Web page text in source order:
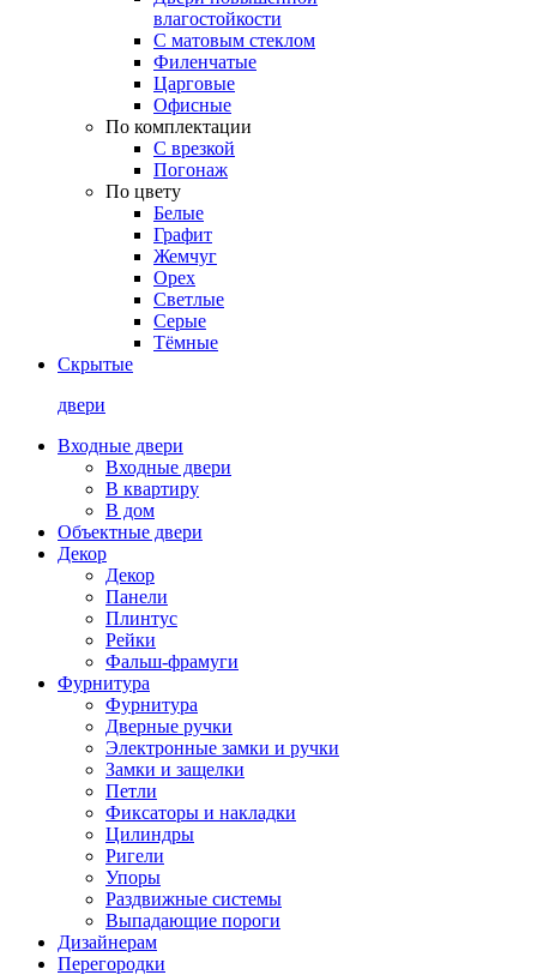
влагостойкости
С матовым стеклом
Филенчатые
Царговые
Офисные
По комплектации
С врезкой
Погонаж
По цвету
Белые
Графит
Жемчуг
Орех
Светлые
Серые
Тёмные
Скрытые
двери
Входные двери
Входные двери
В квартиру
В дом
Объектные двери
Декор
Декор
Панели
Плинтус
Рейки
Фальш-фрамуги
Фурнитура
Фурнитура
Дверные ручки
Электронные замки и ручки
Замки и защелки
Петли
Фиксаторы и накладки
Цилиндры
Ригели
Упоры
Раздвижные системы
Выпадающие пороги
Дизайнерам
Перегородки